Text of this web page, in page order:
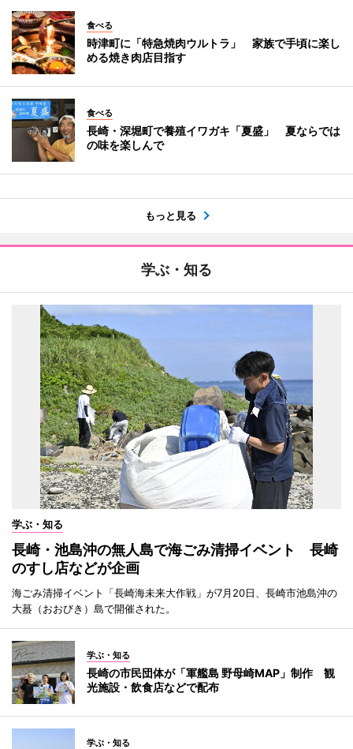
食べる
時津町に「特急焼肉ウルトラ」 家族で手頃に楽し
める焼き肉店目指す
食べる
長崎・深堀町で養殖イワガキ「夏盛」 夏ならでは
の味を楽しんで
もっと見る
学ぶ・知る
学ぶ・知る
長崎・池島沖の無人島で海ごみ清掃イベント 長崎
のすし店などが企画
海ごみ清掃イベント「長崎海未来大作戦」が7月20日、長崎市池島沖の
大蟇（おおびき）島で開催された。
学ぶ・知る
長崎の市民団体が「軍艦島 野母崎MAP」制作 観
光施設・飲食店などで配布
学ぶ・知る